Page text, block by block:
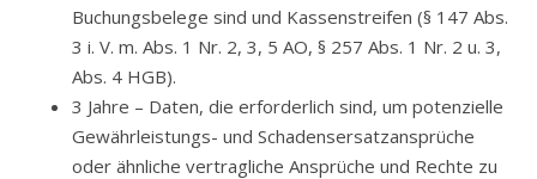
Buchungsbelege sind und Kassenstreifen (§ 147 Abs.
3 i. V. m. Abs. 1 Nr. 2, 3, 5 AO, § 257 Abs. 1 Nr. 2 u. 3,
Abs. 4 HGB).
3 Jahre – Daten, die erforderlich sind, um potenzielle
Gewährleistungs- und Schadensersatzansprüche
oder ähnliche vertragliche Ansprüche und Rechte zu